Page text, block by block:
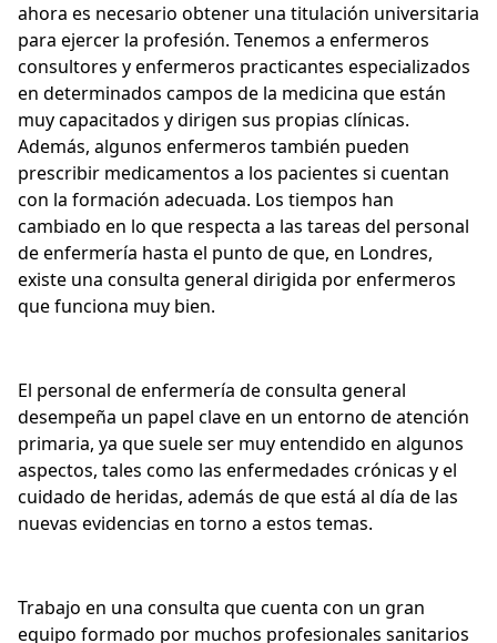
ahora es necesario obtener una titulación universitaria
para ejercer la profesión. Tenemos a enfermeros
consultores y enfermeros practicantes especializados
en determinados campos de la medicina que están
muy capacitados y dirigen sus propias clínicas.
Además, algunos enfermeros también pueden
prescribir medicamentos a los pacientes si cuentan
con la formación adecuada. Los tiempos han
cambiado en lo que respecta a las tareas del personal
de enfermería hasta el punto de que, en Londres,
existe una consulta general dirigida por enfermeros
que funciona muy bien.
El personal de enfermería de consulta general
desempeña un papel clave en un entorno de atención
primaria, ya que suele ser muy entendido en algunos
aspectos, tales como las enfermedades crónicas y el
cuidado de heridas, además de que está al día de las
nuevas evidencias en torno a estos temas.
Trabajo en una consulta que cuenta con un gran
equipo formado por muchos profesionales sanitarios